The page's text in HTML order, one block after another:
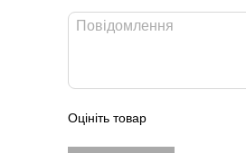
Оцініть товар